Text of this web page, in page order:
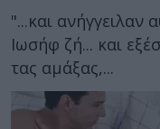
"...και ανήγγειλαν
Ιωσήφ ζή... και
τας αμάξας,...